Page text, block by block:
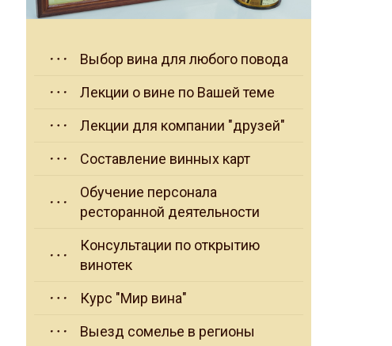
Выбор вина для любого повода
Лекции о вине по Вашей теме
Лекции для компании "друзей"
Составление винных карт
Обучение персонала
ресторанной деятельности
Консультации по открытию
винотек
Курс "Мир вина"
Выезд сомелье в регионы